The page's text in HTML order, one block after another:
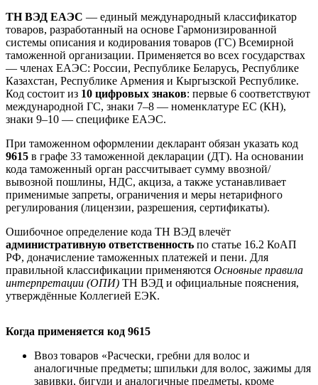
ТН ВЭД ЕАЭС — единый международный классификатор
товаров, разработанный на основе Гармонизированной
системы описания и кодирования товаров (ГС) Всемирной
таможенной организации. Применяется во всех государствах
— членах ЕАЭС: России, Республике Беларусь, Республике
Казахстан, Республике Армения и Кыргызской Республике.
Код состоит из 10 цифровых знаков: первые 6 соответствуют
международной ГС, знаки 7–8 — номенклатуре ЕС (КН),
знаки 9–10 — специфике ЕАЭС.
При таможенном оформлении декларант обязан указать код
9615 в графе 33 таможенной декларации (ДТ). На основании
кода таможенный орган рассчитывает сумму ввозной/
вывозной пошлины, НДС, акциза, а также устанавливает
применимые запреты, ограничения и меры нетарифного
регулирования (лицензии, разрешения, сертификаты).
Ошибочное определение кода ТН ВЭД влечёт
административную ответственность по статье 16.2 КоАП
РФ, доначисление таможенных платежей и пени. Для
правильной классификации применяются Основные правила
интерпретации (ОПИ) ТН ВЭД и официальные пояснения,
утверждённые Коллегией ЕЭК.
Когда применяется код 9615
Ввоз товаров «Расчески, гребни для волос и
аналогичные предметы; шпильки для волос, зажимы для
завивки, бигуди и аналогичные предметы, кроме